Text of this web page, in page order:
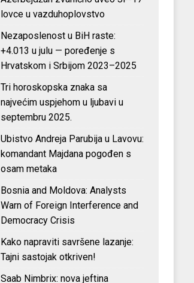
lovce u vazduhoplovstvo
Nezaposlenost u BiH raste:
+4.013 u julu — poređenje s
Hrvatskom i Srbijom 2023–2025
Tri horoskopska znaka sa
najvećim uspjehom u ljubavi u
septembru 2025.
Ubistvo Andreja Parubija u Lavovu:
komandant Majdana pogođen s
osam metaka
Bosnia and Moldova: Analysts
Warn of Foreign Interference and
Democracy Crisis
Kako napraviti savršene lazanje:
Tajni sastojak otkriven!
Saab Nimbrix: nova jeftina